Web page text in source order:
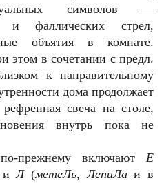
символов —
и фаллических стрел,
объятия в комнате.
этом в сочетании с предл.
к направительному
дома продолжает
свеча на столе,
внутрь пока не
прежнему включают Е
иЛ(метеЛь, ЛепиЛаи в